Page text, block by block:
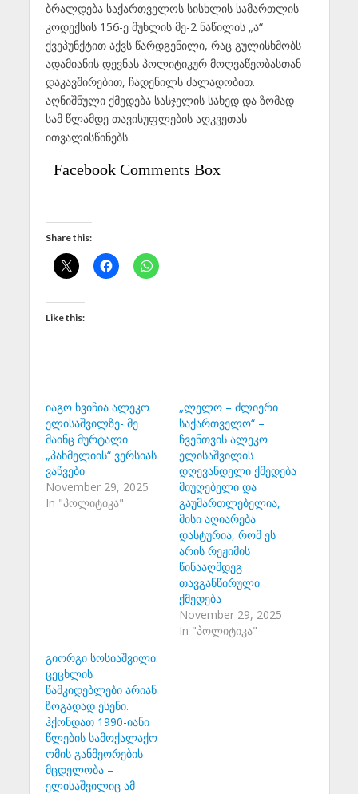
ბრალდება საქართველოს სისხლის სამართლის
კოდექსის 156-ე მუხლის მე-2 ნაწილის „ა“
ქვეპუნქტით აქვს წარდგენილი, რაც გულისხმობს
ადამიანის დევნას პოლიტიკურ მოღვაწეობასთან
დაკავშირებით, ჩადენილს ძალადობით.
აღნიშნული ქმედება სასჯელის სახედ და ზომად
სამ წლამდე თავისუფლების აღკვეთას
ითვალისწინებს.
Facebook Comments Box
Share this:
Like this:
იაგო ხვიჩია ალეკო
ელისაშვილზე- მე
მაინც მურტალი
„პახმელიის“ ვერსიას
ვაწვები
November 29, 2025
In "პოლიტიკა"
„ლელო – ძლიერი
საქართველო“ –
ჩვენთვის ალეკო
ელისაშვილის
დღევანდელი ქმედება
მიუღებელი და
გაუმართლებელია,
მისი აღიარება
დასტურია, რომ ეს
არის რეჟიმის
წინააღმდეგ
თავგანწირული
ქმედება
November 29, 2025
In "პოლიტიკა"
გიორგი სოსიაშვილი:
ცეცხლის
წამკიდებლები არიან
ზოგადად ესენი.
ჰქონდათ 1990-იანი
წლების სამოქალაქო
ომის განმეორების
მცდელობა –
ელისაშვილიც ამ